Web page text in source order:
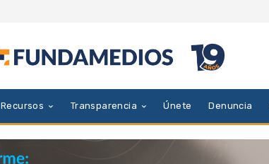
Recursos Transparencia Únete Denuncia